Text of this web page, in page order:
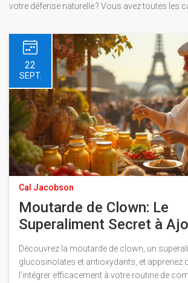
votre défense naturelle ? Vous avez toutes les
22
SEPT.
Cal Jacobson
Moutarde de Clown: Le
Superaliment Secret à
Vos Suppléments
Découvrez la moutarde de clown, un
glucosinolates et antioxydants, et apprenez
l’intégrer efficacement à votre routine de